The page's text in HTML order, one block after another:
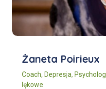
Żaneta Poirieux
Coach, Depresja, Psycholog
lękowe